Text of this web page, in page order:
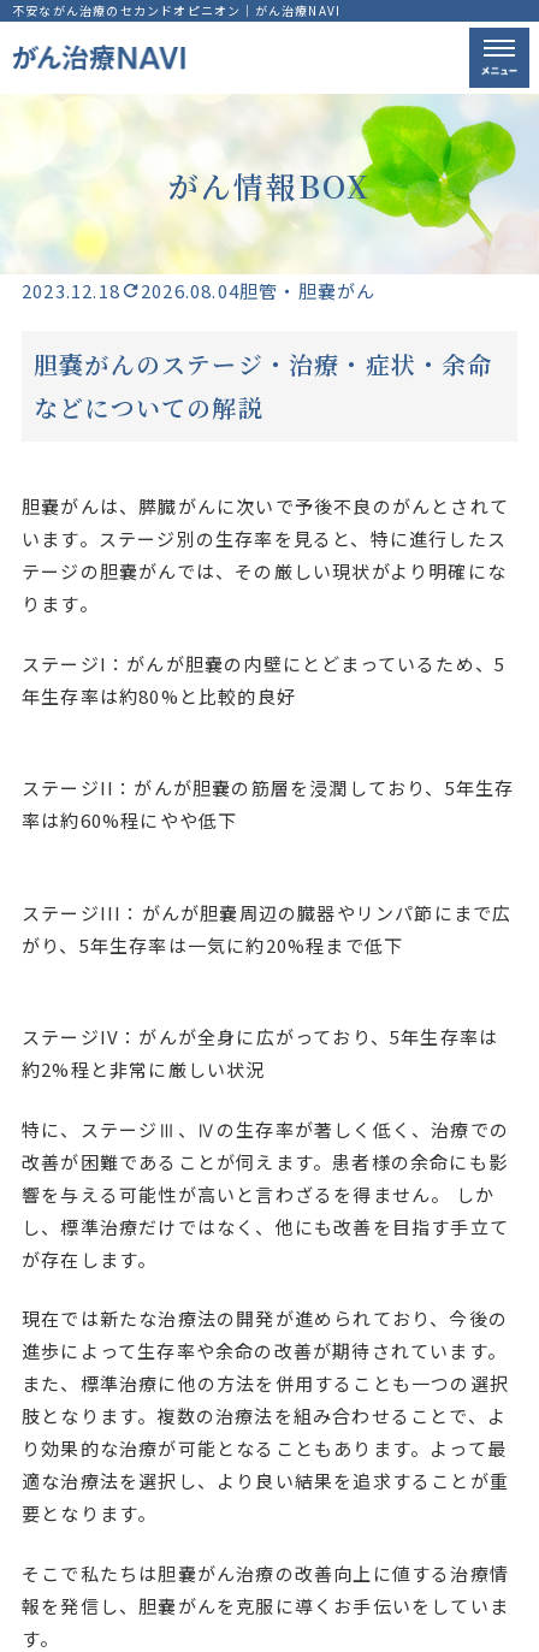
不安ながん治療のセカンドオピニオン｜がん治療NAVI
がん情報BOX
2023.12.18 2026.08.04胆管・胆嚢がん
胆嚢がんのステージ・治療・症状・余命
などについての解説
胆嚢がんは、膵臓がんに次いで予後不良のがんとされて
います。ステージ別の生存率を見ると、特に進行したス
テージの胆嚢がんでは、その厳しい現状がより明確にな
ります。
ステージI：がんが胆嚢の内壁にとどまっているため、5
年生存率は約80%と比較的良好
ステージII：がんが胆嚢の筋層を浸潤しており、5年生存
率は約60%程にやや低下
ステージIII：がんが胆嚢周辺の臓器やリンパ節にまで広
がり、5年生存率は一気に約20%程まで低下
ステージIV：がんが全身に広がっており、5年生存率は
約2%程と非常に厳しい状況
特に、ステージⅢ、Ⅳの生存率が著しく低く、治療での
改善が困難であることが伺えます。患者様の余命にも影
響を与える可能性が高いと言わざるを得ません。 しか
し、標準治療だけではなく、他にも改善を目指す手立て
が存在します。
現在では新たな治療法の開発が進められており、今後の
進歩によって生存率や余命の改善が期待されています。
また、標準治療に他の方法を併用することも一つの選択
肢となります。複数の治療法を組み合わせることで、よ
り効果的な治療が可能となることもあります。よって最
適な治療法を選択し、より良い結果を追求することが重
要となります。
そこで私たちは胆嚢がん治療の改善向上に値する治療情
報を発信し、胆嚢がんを克服に導くお手伝いをしていま
す。